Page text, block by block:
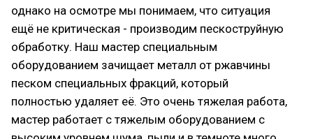
однако на осмотре мы понимаем, что ситуация
ещё не критическая - производим пескоструйную
обработку. Наш мастер специальным
оборудованием зачищает металл от ржавчины
песком специальных фракций, который
полностью удаляет её. Это очень тяжелая работа,
мастер работает с тяжелым оборудованием с